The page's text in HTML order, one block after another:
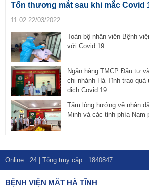
Tổn thương mắt sau khi mắc Covid
11:02 22/03/2022
Toàn bộ nhân viên Bệnh
với Covid 19
Ngân hàng TMCP Đầu tư
chi nhánh Hà Tĩnh trao quà
dịch Covid 19
Tấm lòng hướng về nhân
Minh và các tỉnh phía Nam
Online : 24 | Tổng truy cập : 1840847
BỆNH VIỆN MẮT HÀ TĨNH